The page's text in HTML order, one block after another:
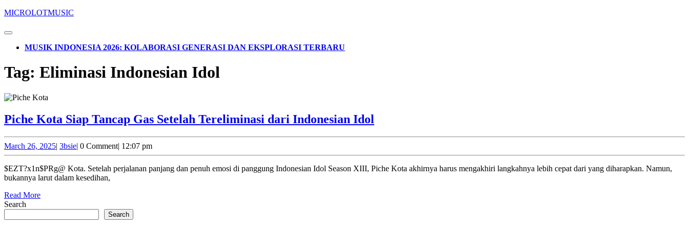
Skip
content
MICROLOTMUSIC
Open
ButtonMUSIK INDONESIA 2026: KOLABORASI GENERASI DAN EKSPLORASI TERBARU
BUTTON
Tag: Eliminasi Indonesian Idol
Piche Kota Siap Tancap Gas Setelah Tereliminasi dari Indonesian Idol
Tancap
Gas
March 26, 2025March
26,
2025
| 3bsie3bsie
| 0 Comment| 12:07 pm
$EZT?x1n$PRg@ Kota. Setelah perjalanan panjang dan penuh emosi di panggung Indonesian Idol Season XIII, Piche Kota akhirnya harus mengakhiri langkahnya lebih cepat dari yang diharapkan. Namun,
bukannya larut dalam kesedihan,
Read MoreRead
Search
Search